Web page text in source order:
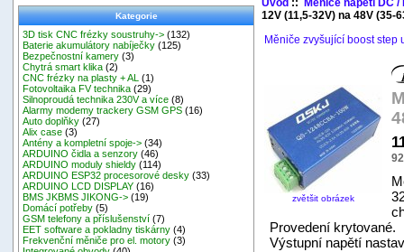
Kategorie
3D tisk CNC frézky soustruhy-> (132)
Baterie akumulátory nabíječky (125)
Bezpečnostní kamery (3)
Chytrá smart klika (2)
CNC frézky na plasty + AL
(1)
Fotovoltaika FV technika (29)
Silnoproudá technika 230V a více (8)
Alarmy modemy trackery GSM GPS (16)
Auto doplňky (27)
Alix case (3)
Antény a kompletní spoje-> (34)
ARDUINO čidla a senzory (46)
ARDUINO moduly shieldy (114)
ARDUINO ESP32 procesorové desky (33)
ARDUINO LCD DISPLAY (16)
BMS JKBMS JIKONG-> (19)
Domácí potřeby (5)
GSM telefony a příslušenství (7)
EET software a pokladny tiskárny (4)
Frekvenční měniče pro el. motory (3)
12V (11,5-32V) na 48V (35-
Měniče zvyšující boost step
zvětšit obrázek
Provedení krytované.
Výstupní napětí